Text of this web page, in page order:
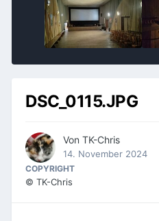
DSC_0115.JPG
Von TK-Chris
14. November 2024
COPYRIGHT
© TK-Chris